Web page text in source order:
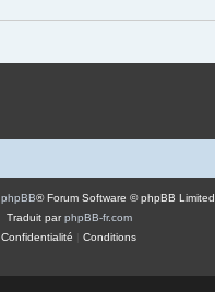
phpBB® Forum Software © phpBB Limited
Traduit parphpBB-fr.com
Confidentialité
Conditions